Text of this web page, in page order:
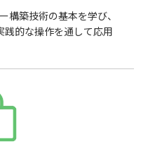
構築技術の基本を学び、
的な操作を通して応用